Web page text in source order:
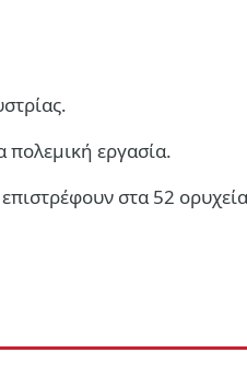
πολεμική εργασία.
στα 52